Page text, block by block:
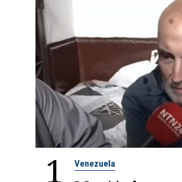
1 Venezuela